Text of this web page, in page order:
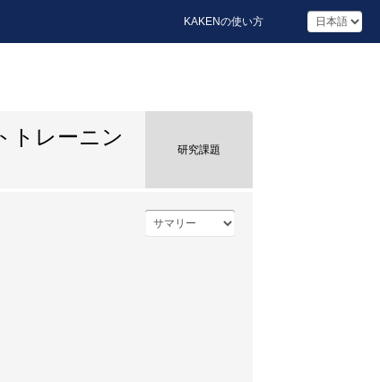
KAKENの使い方
トレーニン
研究課題